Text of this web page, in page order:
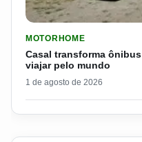
MOTORHOME
Casal transforma
viajar pelo mundo
1 de agosto de 2026